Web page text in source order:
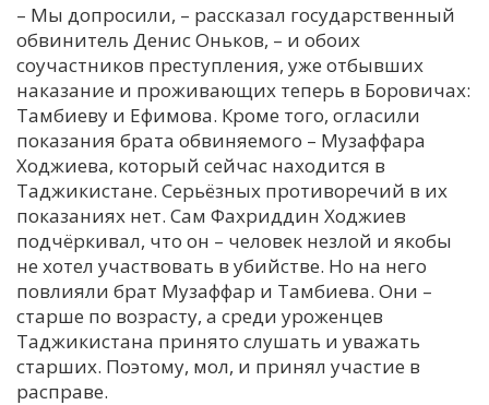
– Мы допросили, – рассказал государственный
обвинитель Денис Оньков, – и обоих
соучастников преступления, уже отбывших
наказание и проживающих теперь в Боровичах:
Тамбиеву и Ефимова. Кроме того, огласили
показания брата обвиняемого – Музаффара
Ходжиева, который сейчас находится в
Таджикистане. Серьёзных противоречий в их
показаниях нет. Сам Фахриддин Ходжиев
подчёркивал, что он – человек незлой и якобы
не хотел участвовать в убийстве. Но на него
повлияли брат Музаффар и Тамбиева. Они –
старше по возрасту, а среди уроженцев
Таджикистана принято слушать и уважать
старших. Поэтому, мол, и принял участие в
расправе.